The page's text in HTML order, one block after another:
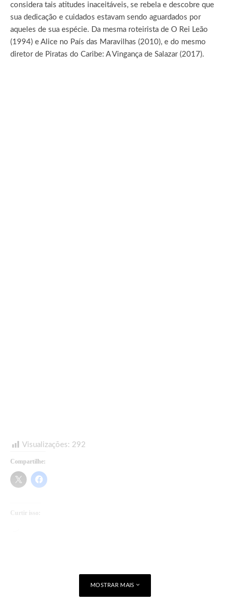
considera tais atitudes inaceitáveis, se rebela e descobre que
sua dedicação e cuidados estavam sendo aguardados por
aqueles de sua espécie. Da mesma roteirista de O Rei Leão
(1994) e Alice no País das Maravilhas (2010), e do mesmo
diretor de Piratas do Caribe: A Vingança de Salazar (2017).
Visualizações: 292
Compartilhe:
Curtir isso:
MOSTRAR MAIS